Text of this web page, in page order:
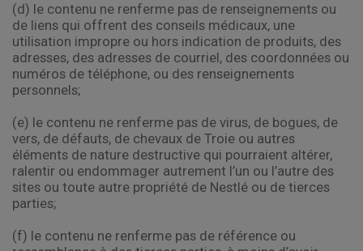
(d) le contenu ne renferme pas de renseignements ou
de liens qui offrent des conseils médicaux, une
utilisation impropre ou hors indication de produits, des
adresses, des adresses de courriel, des coordonnées ou
numéros de téléphone, ou des renseignements
personnels;
(e) le contenu ne renferme pas de virus, de bogues, de
vers, de défauts, de chevaux de Troie ou autres
éléments de nature destructive qui pourraient altérer,
ralentir ou endommager autrement l’un ou l’autre des
sites ou toute autre propriété de Nestlé ou de tierces
parties;
(f) le contenu ne renferme pas de référence ou